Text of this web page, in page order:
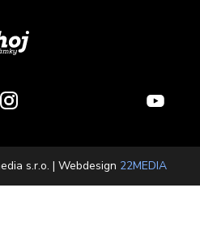
s.r.o. | Webdesign 22MEDIA